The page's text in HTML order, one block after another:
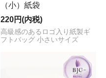
（小）紙袋
220円(内税)
高級感のあるロゴ入り紙製ギ
フトバッグ 小さいサイズ